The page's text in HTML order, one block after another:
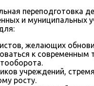
переподготовка
и муниципальных
желающих
к современным
учреждений,
росту.